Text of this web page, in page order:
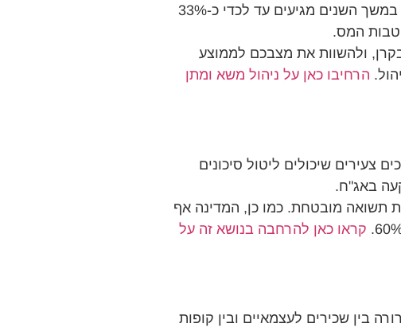
חיסכון פנסיוני כרוך בתשלום דמי ניהול. לא מדובר בעניין של מה בכך ומחקרים מראים כי דמי הניהול שמשולמים במשך השנים מגיעים עד לכדי כ-33%
המס.
ולהשוות את מצבכם לממוצע
הרחיבו כאן על ניהול משא ומתן
שיכולים ליטול סיכונים
באג"ח.
תשואה מובטחת. כמו כן, המדינה אף
קראו כאן להרחבה בנושא זה על
בין שכירים לעצמאיים ובין קופות